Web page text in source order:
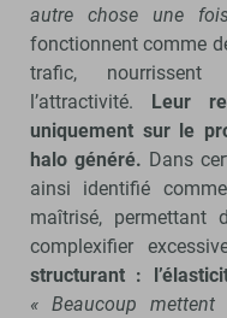
autre chose une
fonctionnent comme
trafic, nourrissent
l’attractivité. Leur
uniquement sur le
halo généré. Dans
ainsi identifié
maîtrisé, permettant
complexifier
structurant :
« Beaucoup